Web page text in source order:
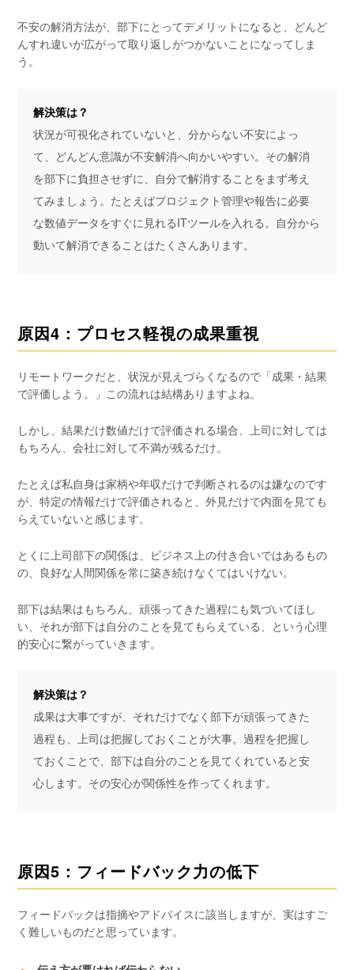
不安の解消方法が、部下にとってデメリットになると、どんど
んすれ違いが広がって取り返しがつかないことになってしま
う。
解決策は？
状況が可視化されていないと、分からない不安によっ
て、どんどん意識が不安解消へ向かいやすい。その解消
を部下に負担させずに、自分で解消することをまず考え
てみましょう。たとえばプロジェクト管理や報告に必要
な数値データをすぐに見れるITツールを入れる。自分から
動いて解消できることはたくさんあります。
原因4：プロセス軽視の成果重視
リモートワークだと、状況が見えづらくなるので「成果・結果
で評価しよう。」この流れは結構ありますよね。
しかし、結果だけ数値だけで評価される場合、上司に対しては
もちろん、会社に対して不満が残るだけ。
たとえば私自身は家柄や年収だけで判断されるのは嫌なのです
が、特定の情報だけで評価されると、外見だけで内面を見ても
らえていないと感じます。
とくに上司部下の関係は、ビジネス上の付き合いではあるもの
の、良好な人間関係を常に築き続けなくてはいけない。
部下は結果はもちろん、頑張ってきた過程にも気づいてほし
い、それが部下は自分のことを見てもらえている、という心理
的安心に繋がっていきます。
解決策は？
成果は大事ですが、それだけでなく部下が頑張ってきた
過程も、上司は把握しておくことが大事。過程を把握し
ておくことで、部下は自分のことを見てくれていると安
心します。その安心が関係性を作ってくれます。
原因5：フィードバック力の低下
フィードバックは指摘やアドバイスに該当しますが、実はすご
く難しいものだと思っています。